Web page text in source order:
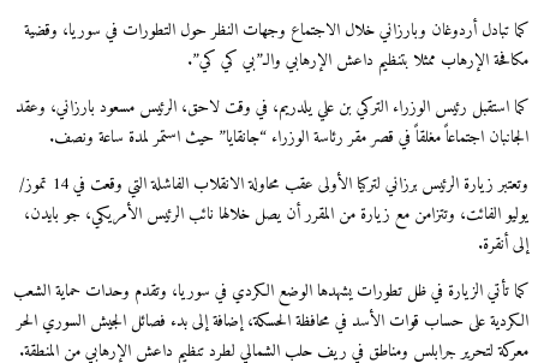
كما تبادل أردوغان وبارزاني خلال الاجتماع وجهات النظر حول التطورات في سوريا، وقضية
مكافحة الإرهاب ممثلا بتنظيم داعش الإرهابي والـ”بي كي كي”.
كما استقبل رئيس الوزراء التركي بن علي يلدريم، في وقت لاحق، الرئيس مسعود بارزاني، وعقد
الجانبان اجتماعاً مغلقاً في قصر مقر رئاسة الوزراء “جانقايا” حيث استمر لمدة ساعة ونصف.
وتعتبر زيارة الرئيس برزاني لتركيا الأولى عقب محاولة الانقلاب الفاشلة التي وقعت في 14 تموز/
يوليو الفائت، وتتزامن مع زيارة من المقرر أن يصل خلالها نائب الرئيس الأمريكي، جو بايدن،
إلى أنقرة.
كما تأتي الزيارة في ظل تطورات يشهدها الوضع الكردي في سوريا، وتقدم وحدات حماية الشعب
الكردية على حساب قوات الأسد في محافظة الحسكة، إضافة إلى بدء فصائل الجيش السوري الحر
معركة لتحرير جرابلس ومناطق في ريف حلب الشمالي لطرد تنظيم داعش الإرهابي من المنطقة.